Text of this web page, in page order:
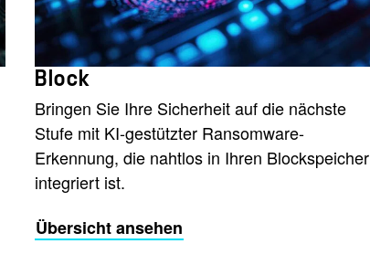
Block
Bringen Sie Ihre Sicherheit auf die nächste
Stufe mit KI-gestützter Ransomware-
Erkennung, die nahtlos in Ihren Blockspeicher
integriert ist.
Übersicht ansehen